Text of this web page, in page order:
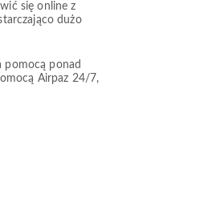
się online z
dużo
pomocą ponad
Airpaz 24/7,